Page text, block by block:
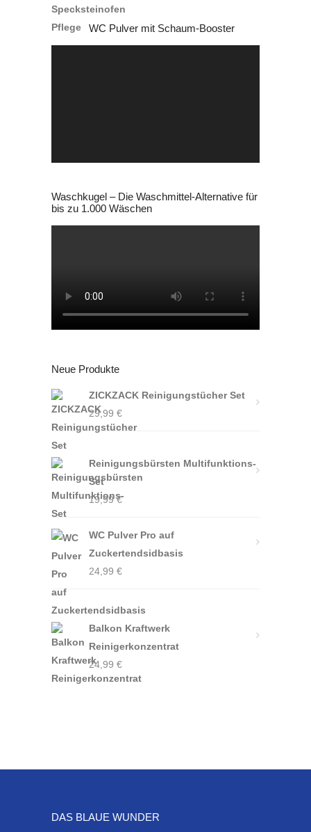
war:
21,99 €6,50 €.
WC Pulver mit Schaum-Booster
Waschkugel – Die Waschmittel-Alternative für
bis zu 1.000 Wäschen
Neue Produkte
ZICKZACK Reinigungstücher Set
29,99 €
Reinigungsbürsten Multifunktions-
Set
19,99€
WC Pulver Pro auf
Zuckertendsidbasis
24,99 €
Balkon Kraftwerk
Reinigerkonzentrat
24,99 €
DAS BLAUE WUNDER